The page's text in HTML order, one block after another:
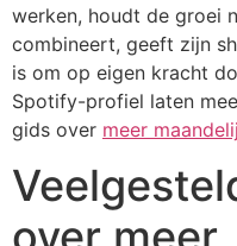
werken, houdt de groei
combineert, geeft zijn
is om op eigen kracht
Spotify-profiel laten
gids over meer